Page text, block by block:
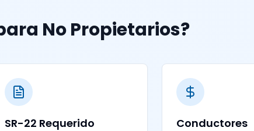
No Propietarios?
SR-22 Requerido
Conductores